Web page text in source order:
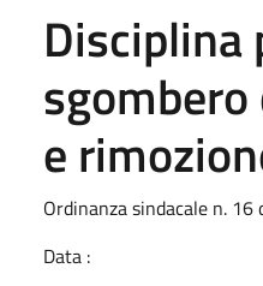
Disciplina
e
Ordinanza sindacale n.
Data :